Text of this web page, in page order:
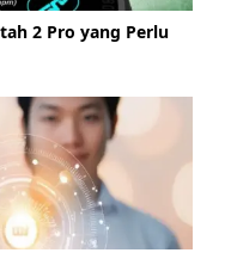
2 Pro yang Perlu